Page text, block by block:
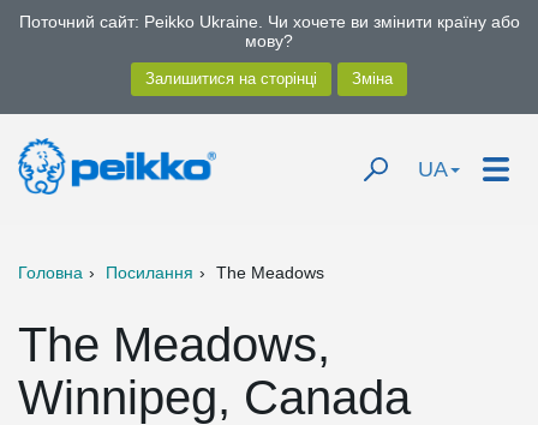
Поточний сайт: Peikko Ukraine. Чи хочете ви змінити країну або
мову?
UA
Головна Посилання The Meadows
The Meadows,
Winnipeg, Canada